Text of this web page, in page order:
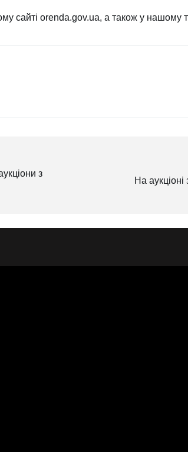
сайті orenda.gov.ua, а також у нашому
з
На